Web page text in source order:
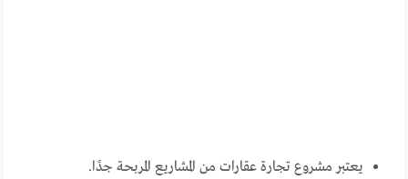
يعتبر مشروع تجارة عقارات من المشاريع المربحة جدًا.